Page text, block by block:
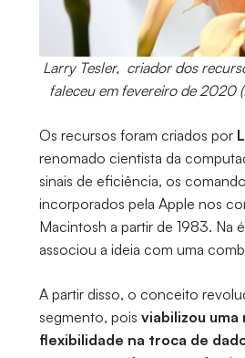
Larry Tesler, criador dos
faleceu em fevereiro de 2020
Os recursos foram criados por
renomado cientista da
sinais de eficiência, os
incorporados pela Apple nos
Macintosh a partir de 1983. Na
associou a ideia com uma
A partir disso, o conceito
segmento, pois viabilizou uma
flexibilidade na troca de